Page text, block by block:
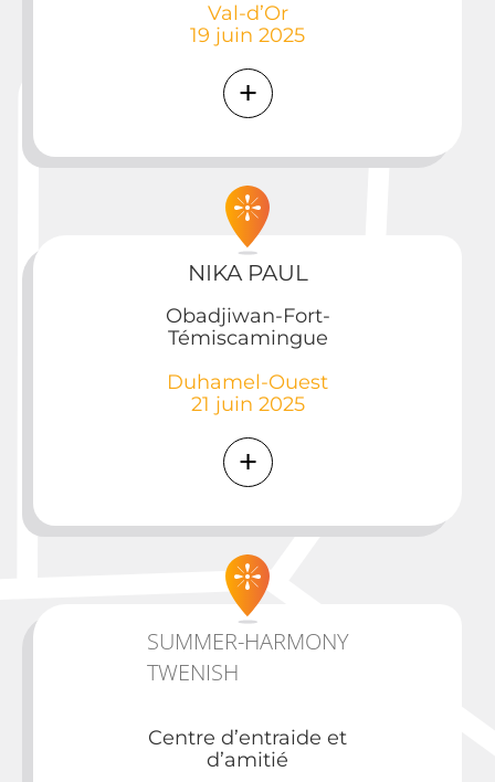
Val-d’Or
19 juin 2025
NIKA PAUL
Obadjiwan-Fort-
Témiscamingue
Duhamel-Ouest
21 juin 2025
SUMMER-HARMONY
TWENISH
Centre d’entraide et
d’amitié